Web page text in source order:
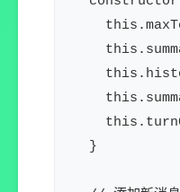
  }